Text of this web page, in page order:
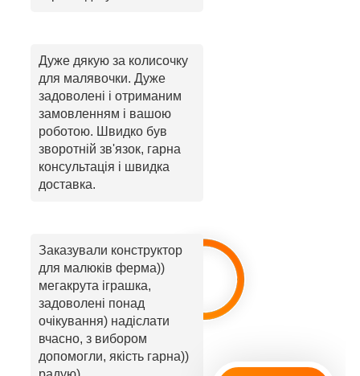
Дуже дякую за колисочку
для малявочки. Дуже
задоволені і отриманим
замовленням і вашою
роботою. Швидко був
зворотній зв'язок, гарна
консультація і швидка
доставка.
Заказували конструктор
для малюків ферма))
мегакрута іграшка,
задоволені понад
очікування) надіслати
вчасно, з вибором
допомогли, якість гарна))